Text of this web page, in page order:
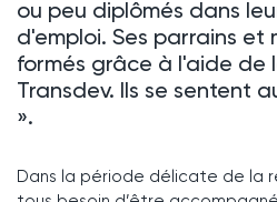
ou peu diplômés dans
d'emploi. Ses parrains et
formés grâce à l'aide de
Transdev. Ils se sentent
».
Dans la période délicate de la